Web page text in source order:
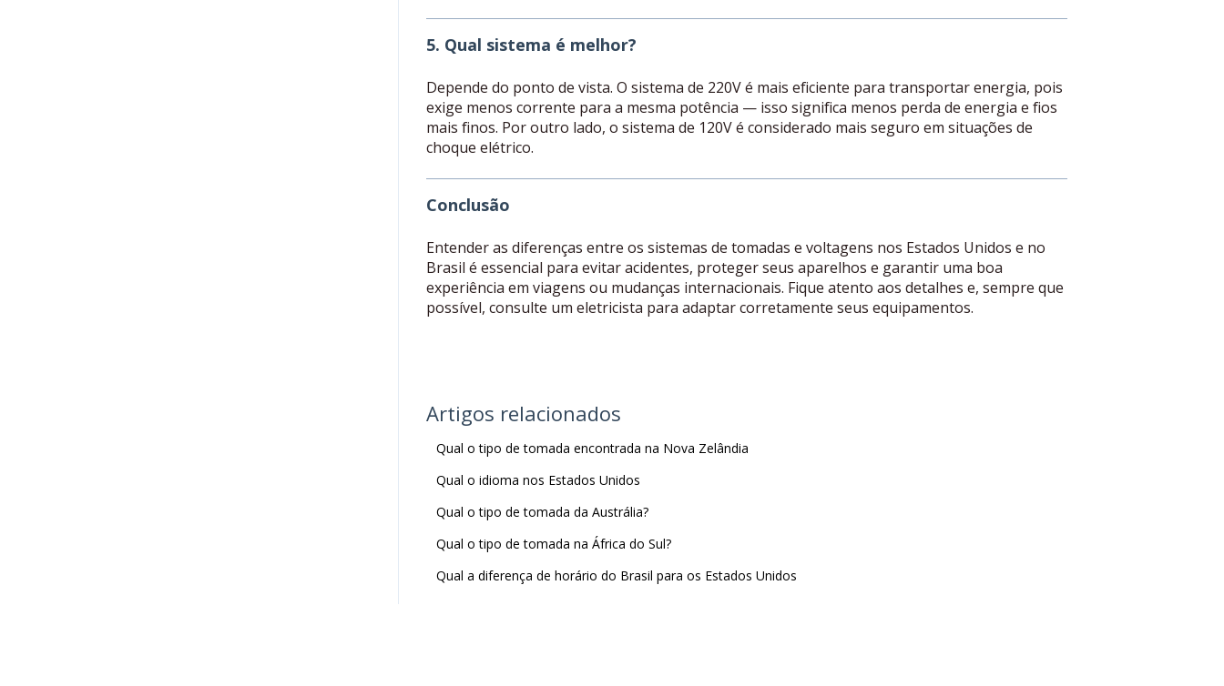
5. Qual sistema é melhor?
Depende do ponto de vista. O sistema de 220V é mais eficiente para transportar energia, pois
exige menos corrente para a mesma potência — isso significa menos perda de energia e fios
mais finos. Por outro lado, o sistema de 120V é considerado mais seguro em situações de
choque elétrico.
Conclusão
Entender as diferenças entre os sistemas de tomadas e voltagens nos Estados Unidos e no
Brasil é essencial para evitar acidentes, proteger seus aparelhos e garantir uma boa
experiência em viagens ou mudanças internacionais. Fique atento aos detalhes e, sempre que
possível, consulte um eletricista para adaptar corretamente seus equipamentos.
Artigos relacionados
Qual o tipo de tomada encontrada na Nova Zelândia
Qual o idioma nos Estados Unidos
Qual o tipo de tomada da Austrália?
Qual o tipo de tomada na África do Sul?
Qual a diferença de horário do Brasil para os Estados Unidos